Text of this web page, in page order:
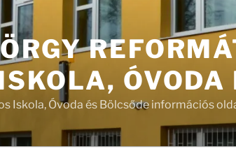
ÓVODA
Iskola, Óvoda és Bölcsőde információs